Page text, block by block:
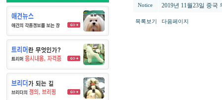
Notice 2019년 11월23일 중
목록보기 다음페이지